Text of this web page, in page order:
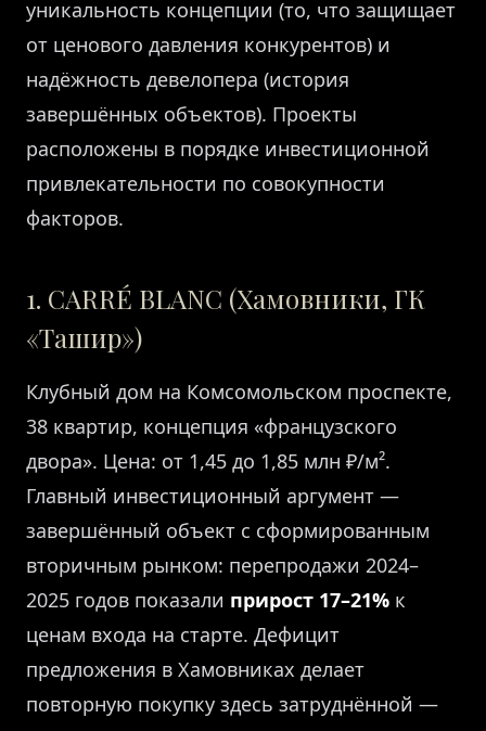
уникальность концепции (то, что защищает
от ценового давления конкурентов) и
надёжность девелопера (история
завершённых объектов). Проекты
расположены в порядке инвестиционной
привлекательности по совокупности
факторов.
1. СARRÉ BLANC (Хамовники, ГК
«Ташир»)
Клубный дом на Комсомольском проспекте,
38 квартир, концепция «французского
двора». Цена: от 1,45 до 1,85 млн ₽/м².
Главный инвестиционный аргумент —
завершённый объект с сформированным
вторичным рынком: перепродажи 2024–
2025 годов показали прирост 17–21% к
ценам входа на старте. Дефицит
предложения в Хамовниках делает
повторную покупку здесь затруднённой —